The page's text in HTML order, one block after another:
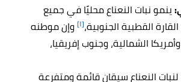
:ينمو نبات النعناع محليًا في جميع
القطبية الجنوبية،[١] وإن موطنه
الشمالية، وجنوب إفريقيا،
لنبات النعناع سيقان قائمة ومتفرعة